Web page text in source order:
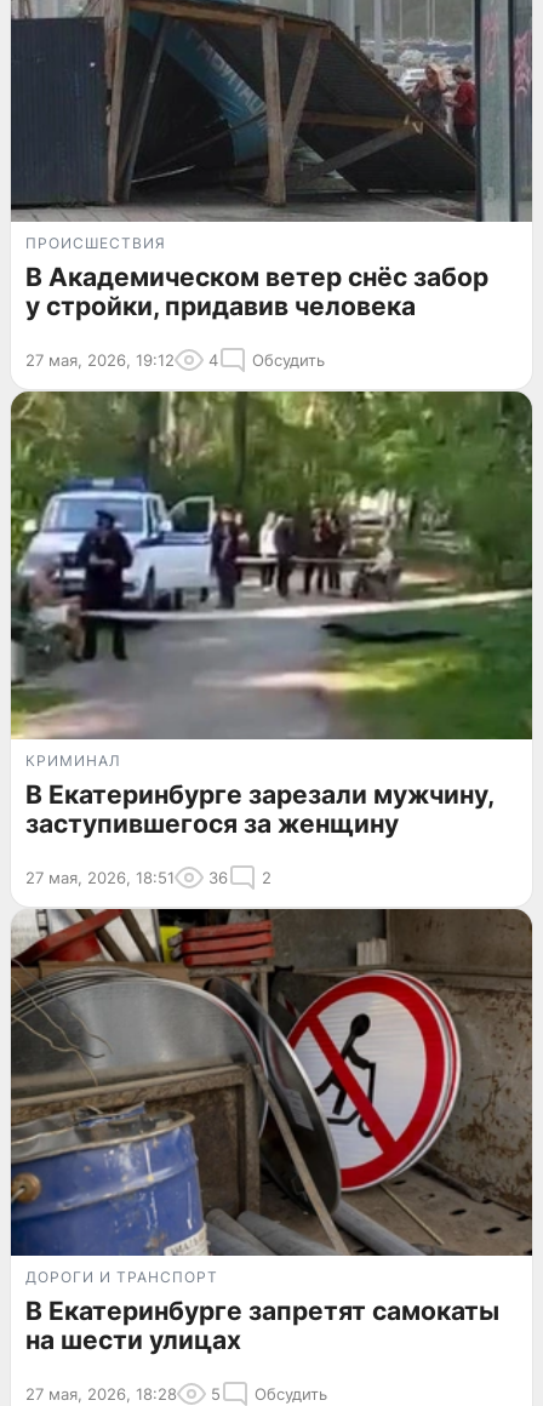
ПРОИСШЕСТВИЯ
В Академическом ветер снёс забор
у стройки, придавив человека
27 мая, 2026, 19:12 4 Обсудить
КРИМИНАЛ
В Екатеринбурге зарезали мужчину,
заступившегося за женщину
27 мая, 2026, 18:51 36 2
ДОРОГИ И ТРАНСПОРТ
В Екатеринбурге запретят самокаты
на шести улицах
27 мая, 2026, 18:28 5 Обсудить